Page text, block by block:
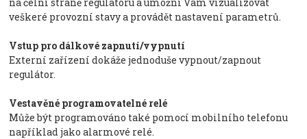
veškeré provozní stavy a provádět nastavení parametrů.
Vstup pro dálkové zapnutí/vypnutí
Externí zařízení dokáže jednoduše vypnout/zapnout
regulátor.
Vestavěné programovatelné relé
Může být programováno také pomocí mobilního telefonu
například jako alarmové relé.